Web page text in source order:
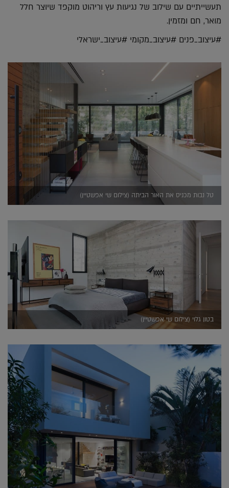
תעשייתיים עם שילוב של נגיעות עץ וריהוט מוקפד שיוצר חלל
מואר, חם ומזמין.
#עיצוב_פנים #עיצוב_מקומי #עיצוב_ישראלי
טל נבות מכניס את האור הביתה (צילום שי אפשטיין)
בטון גלוי (צילום שי אפשטיין)